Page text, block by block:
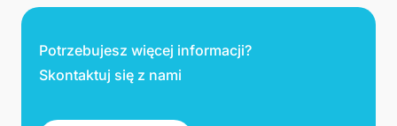
Potrzebujesz więcej informacji?
Skontaktuj się z nami